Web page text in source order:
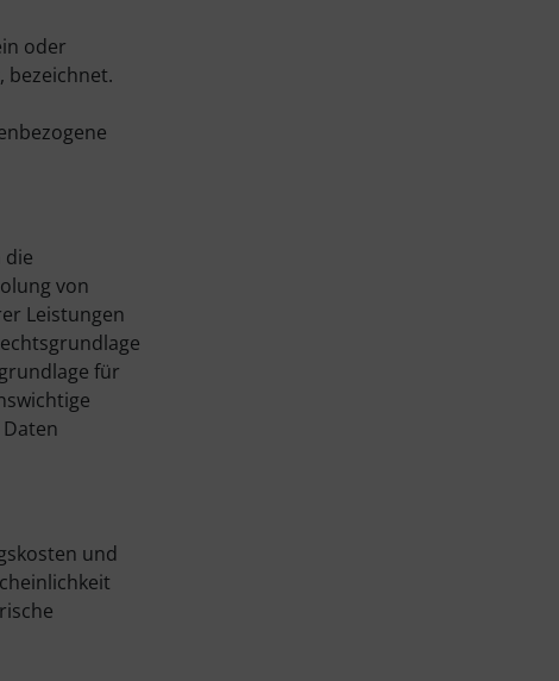
oder
bezeichnet.
die
von
Leistungen
für
und